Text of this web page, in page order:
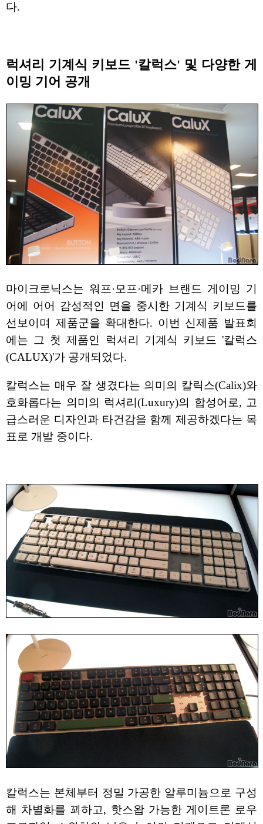
다.
럭셔리 기계식 키보드 '칼럭스' 및 다양한 게
이밍 기어 공개
마이크로닉스는 워프·모프·메카 브랜드 게이밍 기
어에 어어 감성적인 면을 중시한 기계식 키보드를
선보이며 제품군을 확대한다. 이번 신제품 발표회
에는 그 첫 제품인 럭셔리 기계식 키보드 '칼럭스
(CALUX)'가 공개되었다.
칼럭스는 매우 잘 생겼다는 의미의 칼릭스(Calix)와
호화롭다는 의미의 럭셔리(Luxury)의 합성어로, 고
급스러운 디자인과 타건감을 함께 제공하겠다는 목
표로 개발 중이다.
칼럭스는 본체부터 정밀 가공한 알루미늄으로 구성
해 차별화를 꾀하고, 핫스왑 가능한 게이트론 로우